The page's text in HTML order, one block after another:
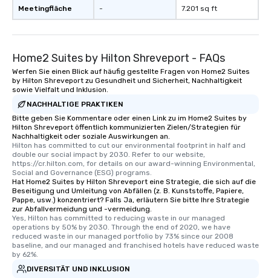
Meetingfläche - 7.201 sq ft
Home2 Suites by Hilton Shreveport - FAQs
Werfen Sie einen Blick auf häufig gestellte Fragen von Home2 Suites
by Hilton Shreveport zu Gesundheit und Sicherheit, Nachhaltigkeit
sowie Vielfalt und Inklusion.
NACHHALTIGE PRAKTIKEN
Bitte geben Sie Kommentare oder einen Link zu im Home2 Suites by
Hilton Shreveport öffentlich kommunizierten Zielen/Strategien für
Nachhaltigkeit oder soziale Auswirkungen an.
Hilton has committed to cut our environmental footprint in half and
double our social impact by 2030. Refer to our website,
https://cr.hilton.com, for details on our award-winning Environmental,
Social and Governance (ESG) programs.
Hat Home2 Suites by Hilton Shreveport eine Strategie, die sich auf die
Beseitigung und Umleitung von Abfällen (z. B. Kunststoffe, Papiere,
Pappe, usw.) konzentriert? Falls Ja, erläutern Sie bitte Ihre Strategie
zur Abfallvermeidung und -vermeidung.
Yes, Hilton has committed to reducing waste in our managed
operations by 50% by 2030. Through the end of 2020, we have
reduced waste in our managed portfolio by 73% since our 2008
baseline, and our managed and franchised hotels have reduced waste
by 62%.
DIVERSITÄT UND INKLUSION